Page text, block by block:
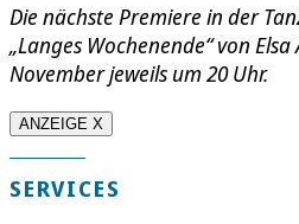
Die nächste Premiere in der
„Langes Wochenende“ von
November jeweils um 20 Uhr.
ANZEIGE X
SERVICES